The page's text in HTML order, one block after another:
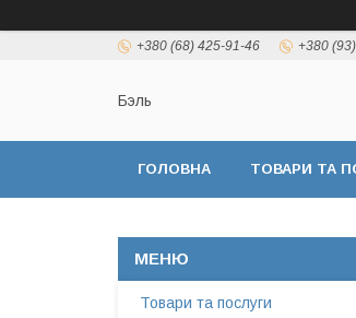
+380 (68) 425-91-46 +380
Бэль
ГОЛОВНА ТОВАРИ ТА
Товари та послуги